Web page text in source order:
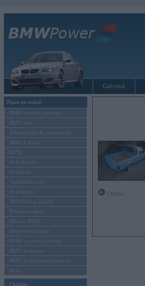
Galvenā
Ziņas un raksti
BMW modeļu jaunumi
BMW testi
Tehnoloģijas & sasniegumi
BMW Latvijā
MINI
Rolls-Royce
Pasākumi
Vadāmības tests
Autosports
BMWPower aktuāli
Reklāmas raksti
Mēneša BMW
Sērijveida tūnings
BMW pasaules jaunumi
BMW koncepti
BMW konkurentu jaunumi
Moto
Online